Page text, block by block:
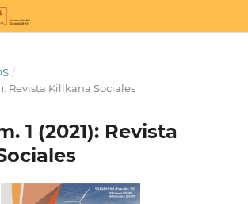
/
Revista Killkana Sociales
1 (2021): Revista